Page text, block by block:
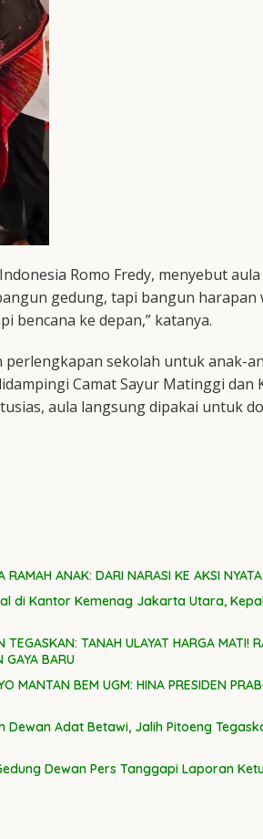
Romo Fredy, menyebut
gedung, tapi bangun
bencana ke depan,” katanya.
sekolah untuk anak-
Camat Sayur Matinggi dan
aula langsung dipakai untuk
ANAK: DARI NARASI KE AKSI NYATA
di Kantor Kemenag Jakarta Utara,
TANAH ULAYAT HARGA MATI!
GAYA BARU
MANTAN BEM UGM: HINA PRESIDEN
Adat Betawi, Jalih Pitoeng
Dewan Pers Tanggapi Laporan